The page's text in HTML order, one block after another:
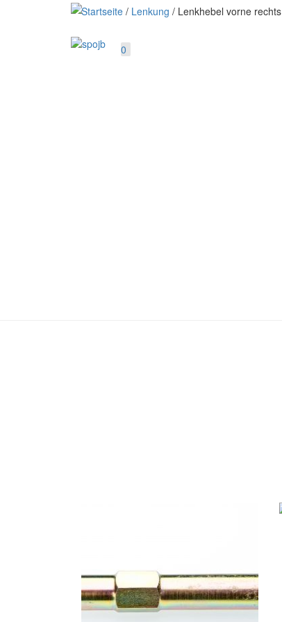
0
Startseite / Lenkung / Lenkhebel vorne rechts